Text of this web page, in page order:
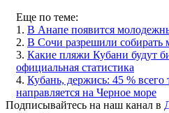
Еще по теме:
1. В Анапе появится
2. В Сочи разрешили собирать
3. Какие пляжи Кубани будут
официальная статистика
4. Кубань, держись: 45 % всего
направляется на Черное море
Подписывайтесь на наш канал в